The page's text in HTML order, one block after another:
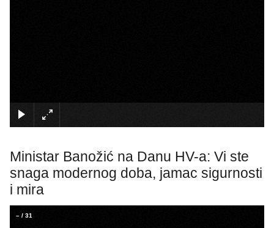
Ministar Banožić na Danu HV-a: Vi ste
snaga modernog doba, jamac sigurnosti
i mira
– / 31